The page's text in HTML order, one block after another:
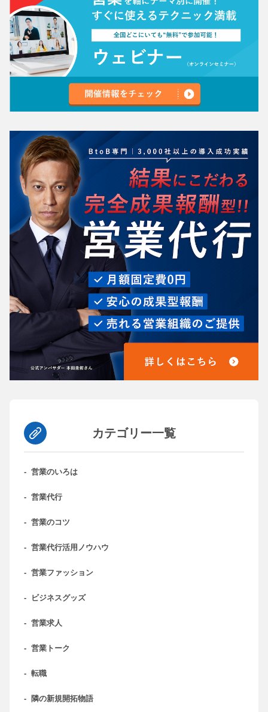
カテゴリー一覧
- 営業のいろは
- 営業代行
- 営業のコツ
- 営業代行活用ノウハウ
- 営業ファッション
- ビジネスグッズ
- 営業求人
- 営業トーク
- 転職
- 隣の新規開拓物語